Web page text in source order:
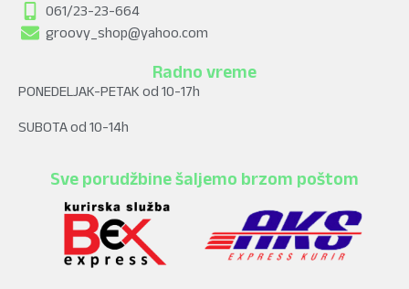
061/23-23-664
groovy_shop@yahoo.com
Radno vreme
PONEDELJAK-PETAK od 10-17h
SUBOTA od 10-14h
Sve porudžbine šaljemo brzom poštom